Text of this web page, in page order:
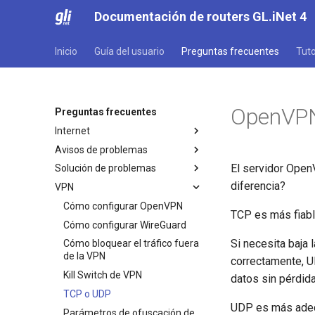
Documentación de routers GL.iNet 4
Inicio Guía del usuario Preguntas frecuentes
Preguntas frecuentes
Internet
Configuración inicial
Advertencia del navegador
Preguntas frecuentes sobre la
solución de problemas de
conexión a Internet
Conectarse a un hotspot
público con portal cautivo
Conectar un dispositivo solo
Ethernet a la red Wi-Fi
Avisos de problemas
Aviso de problema para GL-
MT2500/GL-X3000/GL-XE3000
Aviso de problema y soluciones
para GL-X3000/GL-X2000
cuando no funcionan con
tarjetas SIM de EE
Solución de problemas
No se puede acceder al panel
de administración web
No se puede detectar el
hotspot 5G de Android
No se puede detectar el
hotspot 5G del iPhone
Fallo del tethering del iPhone
Guía de solución de problemas
VPN
Cómo configurar OpenVPN
Cómo configurar WireGuard
Cómo bloquear el tráfico fuera
de la VPN
Kill Switch de VPN
TCP o UDP
Parámetros de ofuscación de
El servidor
diferencia?
TCP es más
Si necesita baja
correctamente,
datos sin
UDP es más